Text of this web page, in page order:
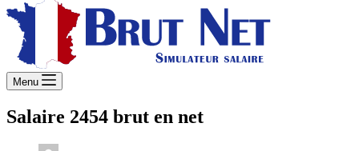
Menu
Salaire 2454 brut en net